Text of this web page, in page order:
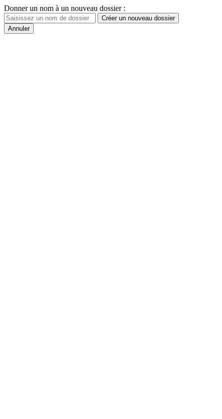
Donner un nom à un nouveau dossier :
Créer un nouveau dossier
Annuler